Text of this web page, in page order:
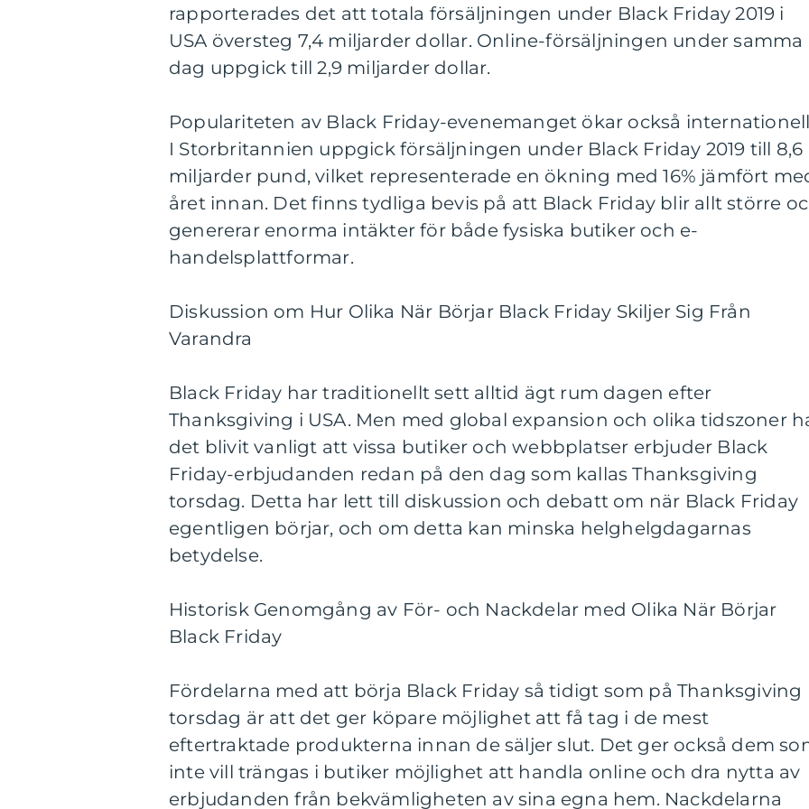
rapporterades det att totala försäljningen under Black Friday 2019 i
USA översteg 7,4 miljarder dollar. Online-försäljningen under samma
dag uppgick till 2,9 miljarder dollar.
Populariteten av Black Friday-evenemanget ökar också
I Storbritannien uppgick försäljningen under Black Friday 2019 till 8,6
miljarder pund, vilket representerade en ökning med 16% jämfört
året innan. Det finns tydliga bevis på att Black Friday blir allt större
genererar enorma intäkter för både fysiska butiker och e-
handelsplattformar.
Diskussion om Hur Olika När Börjar Black Friday Skiljer Sig Från
Varandra
Black Friday har traditionellt sett alltid ägt rum dagen efter
Thanksgiving i USA. Men med global expansion och olika tidszoner
det blivit vanligt att vissa butiker och webbplatser erbjuder Black
Friday-erbjudanden redan på den dag som kallas Thanksgiving
torsdag. Detta har lett till diskussion och debatt om när Black Friday
egentligen börjar, och om detta kan minska helghelgdagarnas
betydelse.
Historisk Genomgång av För- och Nackdelar med Olika När Börjar
Black Friday
Fördelarna med att börja Black Friday så tidigt som på Thanksgiving
torsdag är att det ger köpare möjlighet att få tag i de mest
eftertraktade produkterna innan de säljer slut. Det ger också dem
inte vill trängas i butiker möjlighet att handla online och dra nytta av
erbjudanden från bekvämligheten av sina egna hem. Nackdelarna